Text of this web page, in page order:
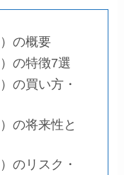
の概要
の特徴7選
の買い方・
の将来性と
のリスク・